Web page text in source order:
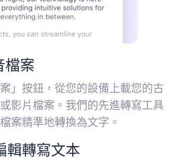
檔案
」按鈕，從您的設備上載您的古
影片檔案。我們的先進轉寫工具
案精準地轉換為文字。
輯轉寫文本